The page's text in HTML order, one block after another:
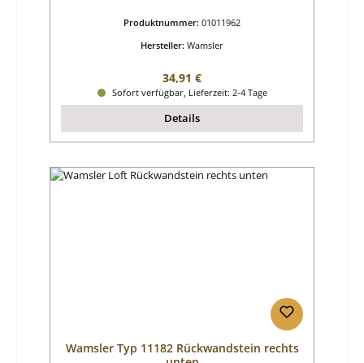
Produktnummer: 01011962
Hersteller: Wamsler
Regulärer Preis:
34,91 €
Sofort verfügbar, Lieferzeit: 2-4 Tage
Details
Wamsler Typ 11182 Rückwandstein rechts